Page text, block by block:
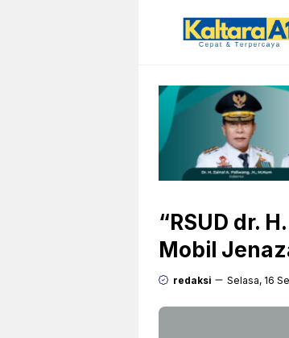
“RSUD dr.
Mobil
redaksi Selasa, 16